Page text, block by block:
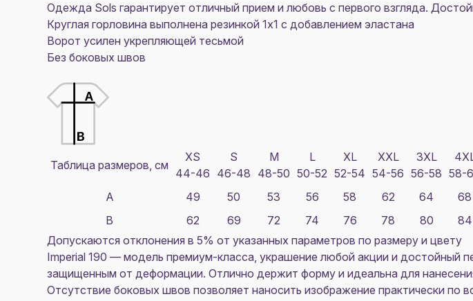
Одежда Sols гарантирует отличный прием и любовь с первого взгляда.
Круглая горловина выполнена резинкой 1x1 с добавлением эластана
Ворот усилен укрепляющей тесьмой
Без боковых швов
Таблица размеров, см
XS
44-46
S
46-48
M
48-50
L
50-52
XL
52-54
XXL
54-56
3XL
56-58 58-
A
49 50 53 56 58 62 64 68
B
62 69 72 74 76 78 80 84
Допускаются отклонения в 5% от указанных параметров по размеру и цвету
Imperial 190 — модель премиум-класса, украшение любой акции и достойный
защищенным от деформации. Отлично держит форму и идеальна для
Отсутствие боковых швов позволяет наносить изображение практически по